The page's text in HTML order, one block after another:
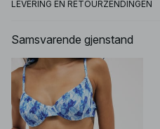
LEVERING EN RETOURZENDINGEN
Samsvarende gjenstand